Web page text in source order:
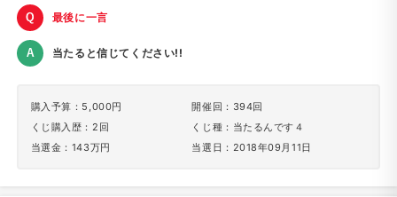
最後に一言
当たると信じてください!!
購入予算：5,000円
くじ購入歴：2回
当選金：143万円
開催回：394回
くじ種：当たるんです４
当選日：2018年09月11日